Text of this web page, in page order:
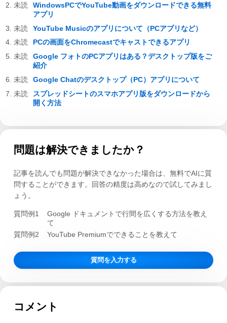
WindowsPCでYouTube動画をダウンロードできる無料
アプリ
YouTube Musicのアプリについて（PCアプリなど）
PCの画面をChromecastでキャストできるアプリ
Google フォトのPCアプリはある？デスクトップ版をご
紹介
Google Chatのデスクトップ（PC）アプリについて
スプレッドシートのスマホアプリ版をダウンロードから
開く方法
問題は解決できましたか？
記事を読んでも問題が解決できなかった場合は、無料でAIに質
問することができます。回答の精度は高めなので試してみまし
ょう。
質問例1
Google ドキュメントで行間を広くする方法を教え
て
質問例2
YouTube Premiumでできることを教えて
質問を入力する
コメント